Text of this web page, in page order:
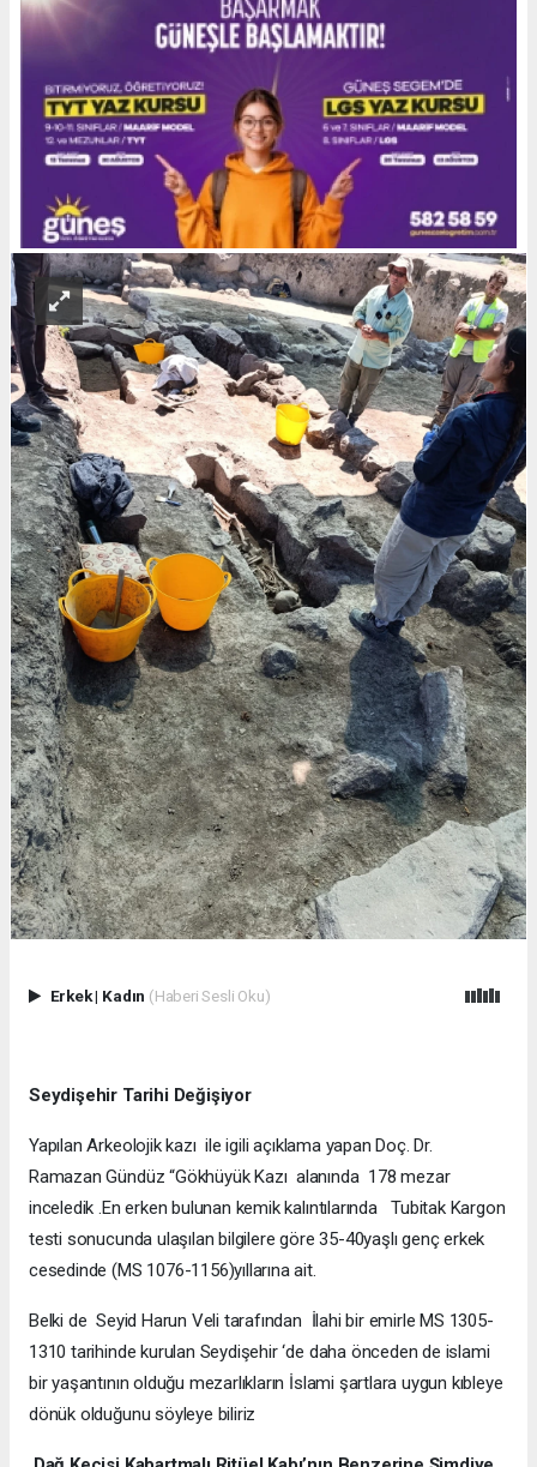
Erkek| Kadın (Haberi Sesli Oku)
Seydişehir Tarihi Değişiyor
Yapılan Arkeolojik kazı ile igili açıklama yapan Doç. Dr.
Ramazan Gündüz “Gökhüyük Kazı alanında 178 mezar
inceledik .En erken bulunan kemik kalıntılarında Tubitak Kargon
testi sonucunda ulaşılan bilgilere göre 35-40yaşlı genç erkek
cesedinde (MS 1076-1156)yıllarına ait.
Belki de Seyid Harun Veli tarafından İlahi bir emirle MS 1305-
1310 tarihinde kurulan Seydişehir ‘de daha önceden de islami
bir yaşantının olduğu mezarlıkların İslami şartlara uygun kıbleye
dönük olduğunu söyleye biliriz